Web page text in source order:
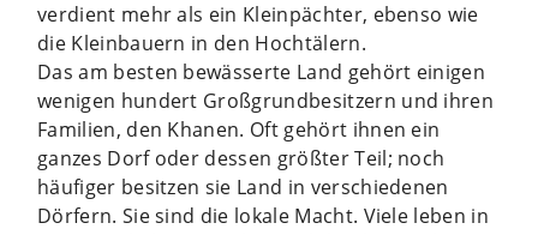
verdient mehr als ein Kleinpächter, ebenso wie
die Kleinbauern in den Hochtälern.
Das am besten bewässerte Land gehört einigen
wenigen hundert Großgrundbesitzern und ihren
Familien, den Khanen. Oft gehört ihnen ein
ganzes Dorf oder dessen größter Teil; noch
häufiger besitzen sie Land in verschiedenen
Dörfern. Sie sind die lokale Macht. Viele leben in